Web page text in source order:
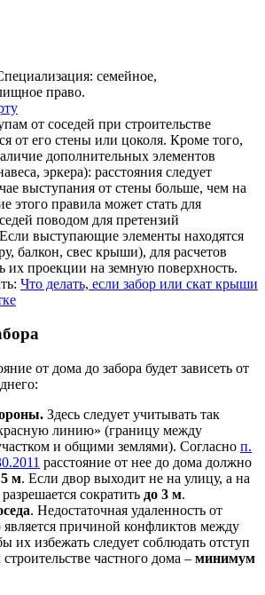
семейное,
право.
от соседей при строительстве
от его стены или цоколя. Кроме того,
дополнительных элементов
эркера): расстояния следует
выступания от стены больше, чем на
этого правила может стать для
поводом для претензий
выступающие элементы находятся
балкон, свес крыши), для расчетов
их проекции на земную поверхность.
Что делать, если забор или скат крыши
от дома до забора будет зависеть от
Здесь следует учитывать так
линию» (границу между
и общими землями). Согласно п.
расстояние от нее до дома должно
5 м. Если двор выходит не на улицу, а на
сократить до 3 м.
. Недостаточная удаленность от
причиной конфликтов между
их избежать следует соблюдать отступ
частного дома – минимум